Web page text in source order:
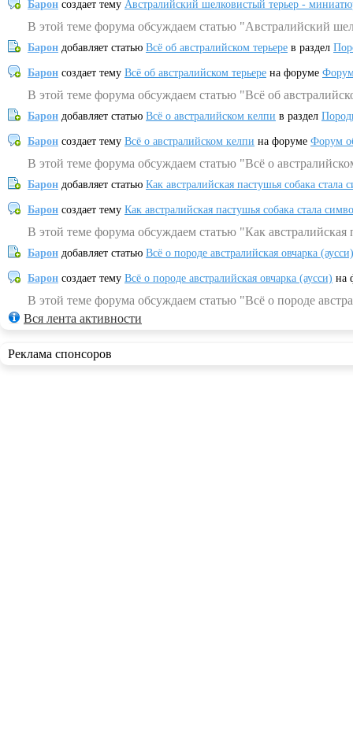
Барон создает тему Австралийский шелковистый терьер -
В этой теме форума обсуждаем статью "Австралийский
Барон добавляет статью Всё об австралийском терьере в раздел
Барон создает тему Всё об австралийском терьере на форуме
В этой теме форума обсуждаем статью "Всё об
Барон добавляет статью Всё о австралийском келпи в раздел
Барон создает тему Всё о австралийском келпи на форуме Форум
В этой теме форума обсуждаем статью "Всё о
Барон добавляет статью Как австралийская пастушья собака
Барон создает тему Как австралийская пастушья собака стала
В этой теме форума обсуждаем статью "Как
Барон добавляет статью Всё о породе австралийская овчарка (аусси)
Барон создает тему Всё о породе австралийская овчарка (аусси) на
В этой теме форума обсуждаем статью "Всё о породе
Вся лента активности
Реклама спонсоров